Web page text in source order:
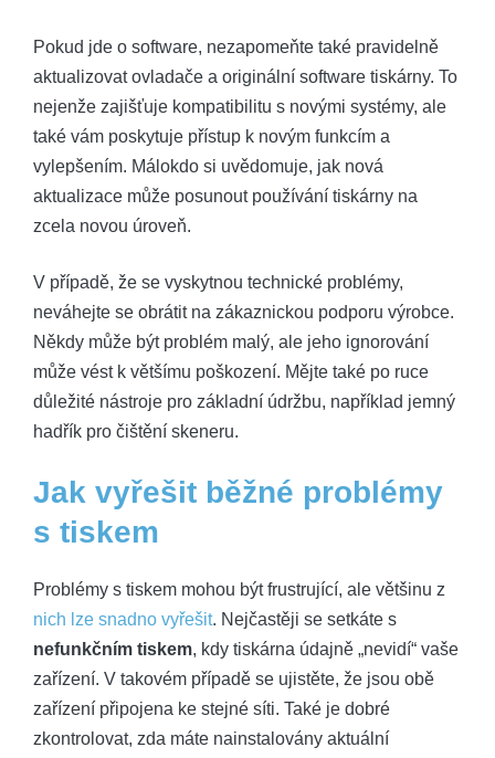
Pokud jde o software, nezapomeňte také pravidelně
aktualizovat ovladače a originální software tiskárny. To
nejenže zajišťuje kompatibilitu s novými systémy, ale
také vám poskytuje přístup k novým funkcím a
vylepšením. Málokdo si uvědomuje, jak nová
aktualizace může posunout používání tiskárny na
zcela novou úroveň.
V případě, že se vyskytnou technické problémy,
neváhejte se obrátit na zákaznickou podporu výrobce.
Někdy může být problém malý, ale jeho ignorování
může vést k většímu poškození. Mějte také po ruce
důležité nástroje pro základní údržbu, například jemný
hadřík pro čištění skeneru.
Jak vyřešit běžné problémy
s tiskem
Problémy s tiskem mohou být frustrující, ale většinu z
nich lze snadno vyřešit. Nejčastěji se setkáte s
nefunkčním tiskem, kdy tiskárna údajně „nevidí“ vaše
zařízení. V takovém případě se ujistěte, že jsou obě
zařízení připojena ke stejné síti. Také je dobré
zkontrolovat, zda máte nainstalovány aktuální